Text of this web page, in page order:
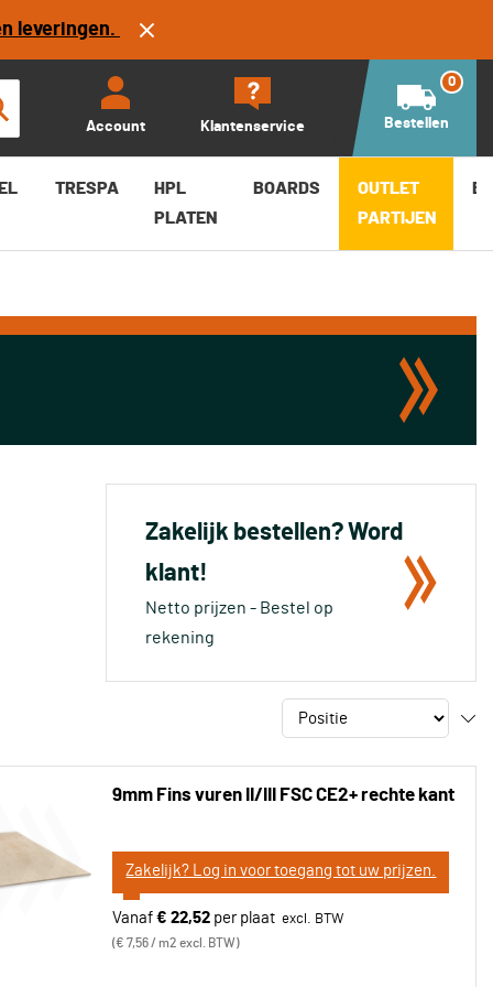
leveringen.
Account Klantenservice Bestellen
0
TRESPA
HPL
PLATEN
BOARDS
OUTLET
PARTIJEN
Zakelijk bestellen? Word
klant!
Netto prijzen - Bestel op
rekening
9mm Fins vuren II/III FSC CE2+ rechte kant
Zakelijk? Log in voor toegang tot uw prijzen.
Vanaf € 22,52 per plaat
€ 7,56 / m2 excl. BTW